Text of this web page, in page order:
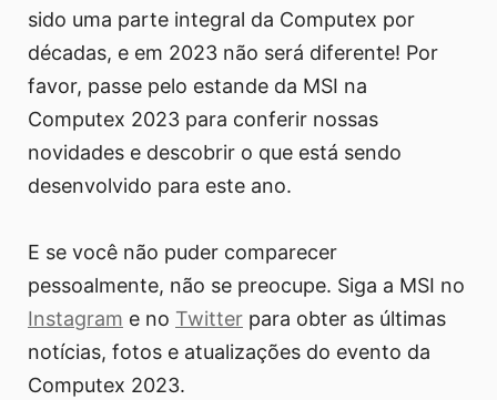
sido uma parte integral da Computex por
décadas, e em 2023 não será diferente! Por
favor, passe pelo estande da MSI na
Computex 2023 para conferir nossas
novidades e descobrir o que está sendo
desenvolvido para este ano.
E se você não puder comparecer
pessoalmente, não se preocupe. Siga a MSI no
Instagram e no Twitter para obter as últimas
notícias, fotos e atualizações do evento da
Computex 2023.